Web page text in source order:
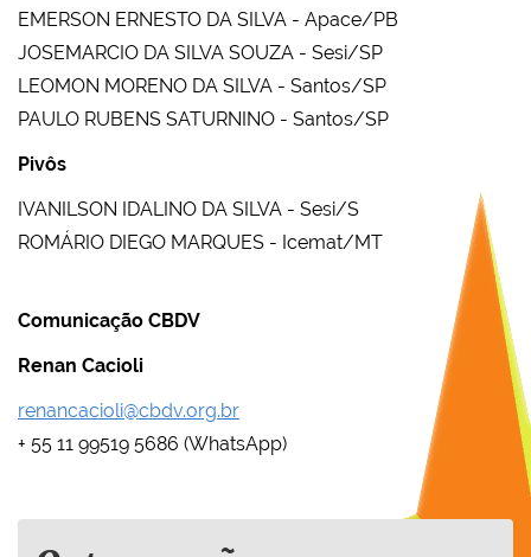
EMERSON ERNESTO DA SILVA - Apace/PB
JOSEMARCIO DA SILVA SOUZA - Sesi/SP
LEOMON MORENO DA SILVA - Santos/SP
PAULO RUBENS SATURNINO - Santos/SP
Pivôs
IVANILSON IDALINO DA SILVA - Sesi/S
ROMÁRIO DIEGO MARQUES - Icemat/MT
Comunicação CBDV
Renan Cacioli
renancacioli@cbdv.org.br
+ 55 11 99519 5686 (WhatsApp)